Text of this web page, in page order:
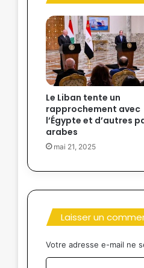
Le Liban tente un
rapprochement avec
l’Égypte et d’autres
arabes
mai 21, 2025
Laisser un
Votre adresse e-mail ne